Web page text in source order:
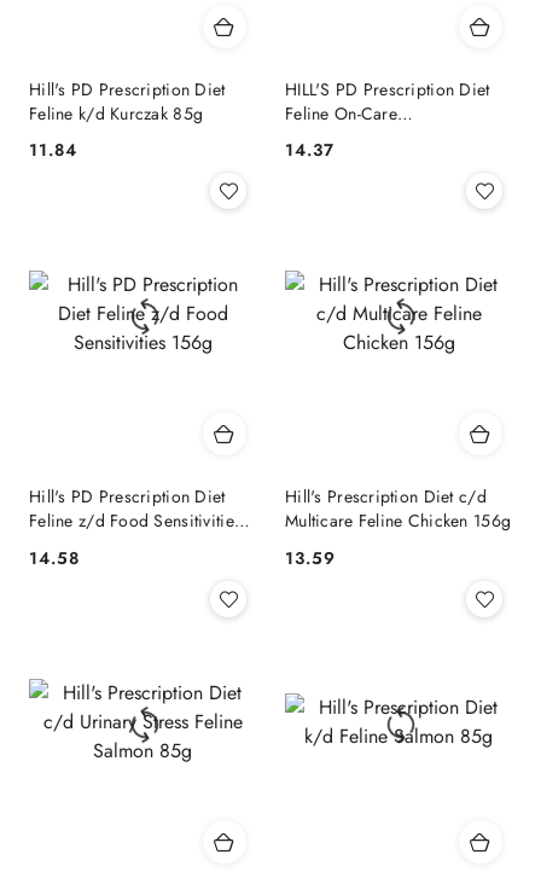
Hill's PD Prescription Diet
Feline k/d Kurczak 85g
Cena:
11.84
HILL'S PD Prescription Diet
Feline On-Care
82g
Cena:
14.37
Hill's PD Prescription Diet
Feline z/d Food Sensitivities
Cena:
14.58
Hill's Prescription Diet c/d
Multicare Feline Chicken 156g
Cena:
13.59